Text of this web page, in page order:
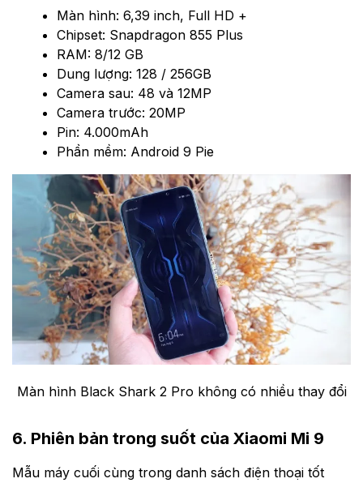
Màn hình: 6,39 inch, Full HD +
Chipset: Snapdragon 855 Plus
RAM: 8/12 GB
Dung lượng: 128 / 256GB
Camera sau: 48 và 12MP
Camera trước: 20MP
Pin: 4.000mAh
Phần mềm: Android 9 Pie
Màn hình Black Shark 2 Pro không có nhiều thay đổi
6. Phiên bản trong suốt của Xiaomi Mi 9
Mẫu máy cuối cùng trong danh sách điện thoại tốt